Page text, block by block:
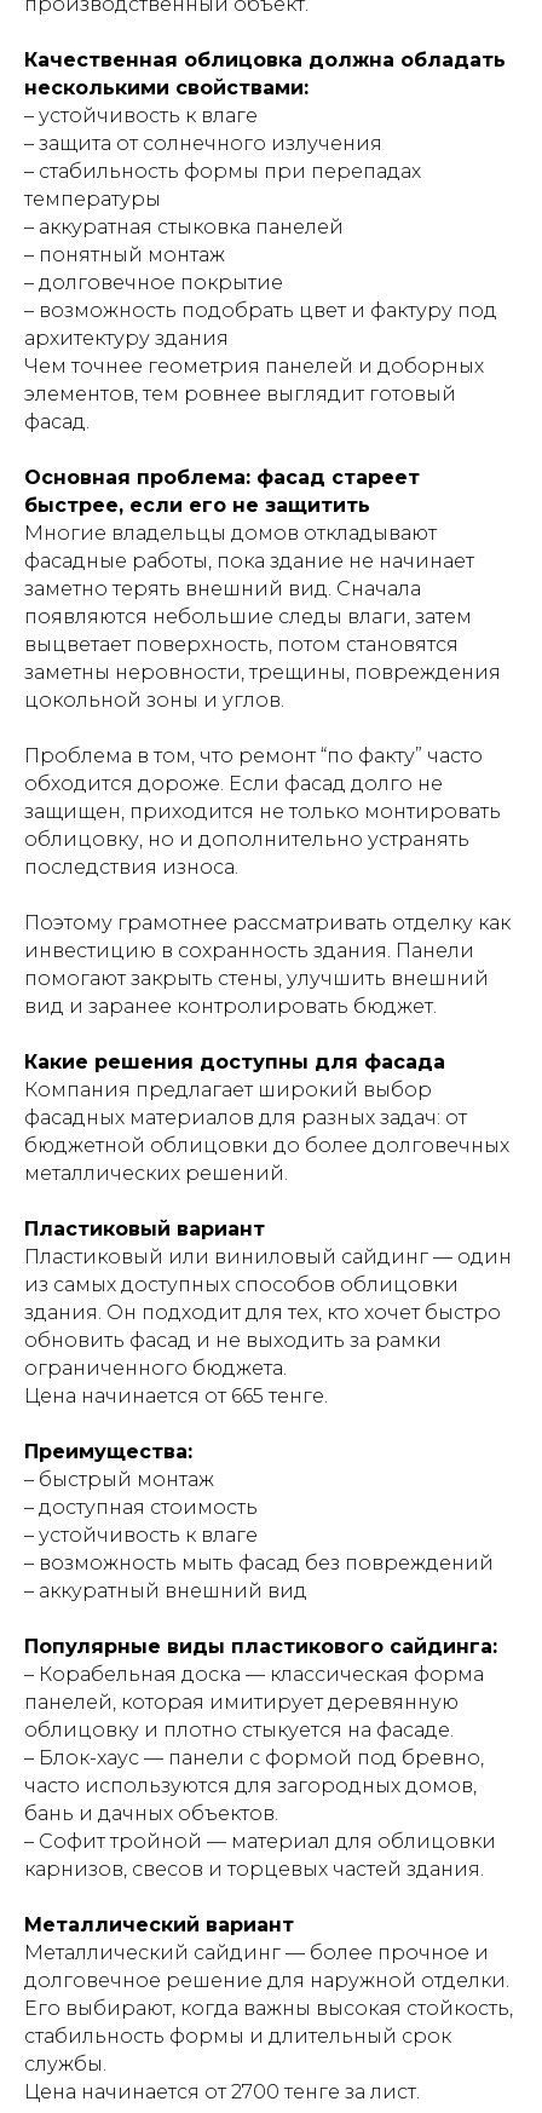
Качественная облицовка должна обладать
несколькими свойствами:
– устойчивость к влаге
– защита от солнечного излучения
– стабильность формы при перепадах
температуры
– аккуратная стыковка панелей
– понятный монтаж
– долговечное покрытие
– возможность подобрать цвет и фактуру под
архитектуру здания
Чем точнее геометрия панелей и доборных
элементов, тем ровнее выглядит готовый
фасад.
Основная проблема: фасад стареет
быстрее, если его не защитить
Многие владельцы домов откладывают
фасадные работы, пока здание не начинает
заметно терять внешний вид. Сначала
появляются небольшие следы влаги, затем
выцветает поверхность, потом становятся
заметны неровности, трещины, повреждения
цокольной зоны и углов.
Проблема в том, что ремонт “по факту” часто
обходится дороже. Если фасад долго не
защищен, приходится не только монтировать
облицовку, но и дополнительно устранять
последствия износа.
Поэтому грамотнее рассматривать отделку как
инвестицию в сохранность здания. Панели
помогают закрыть стены, улучшить внешний
вид и заранее контролировать бюджет.
Какие решения доступны для фасада
Компания предлагает широкий выбор
фасадных материалов для разных задач: от
бюджетной облицовки до более долговечных
металлических решений.
Пластиковый вариант
Пластиковый или виниловый сайдинг — один
из самых доступных способов облицовки
здания. Он подходит для тех, кто хочет быстро
обновить фасад и не выходить за рамки
ограниченного бюджета.
Цена начинается от 665 тенге.
Преимущества:
– быстрый монтаж
– доступная стоимость
– устойчивость к влаге
– возможность мыть фасад без повреждений
– аккуратный внешний вид
Популярные виды пластикового сайдинга:
– Корабельная доска — классическая форма
панелей, которая имитирует деревянную
облицовку и плотно стыкуется на фасаде.
– Блок-хаус — панели с формой под бревно,
часто используются для загородных домов,
бань и дачных объектов.
– Софит тройной — материал для облицовки
карнизов, свесов и торцевых частей здания.
Металлический вариант
Металлический сайдинг — более прочное и
долговечное решение для наружной отделки.
Его выбирают, когда важны высокая стойкость,
стабильность формы и длительный срок
службы.
Цена начинается от 2700 тенге за лист.